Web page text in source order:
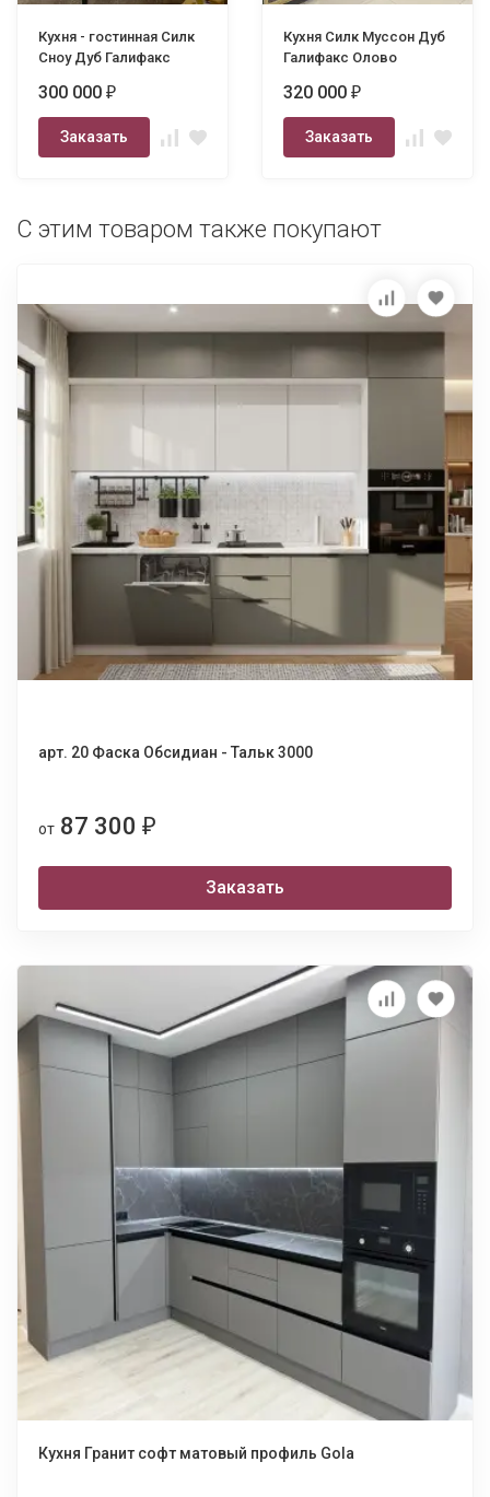
Кухня - гостинная Силк
Сноу Дуб Галифакс
300 000 ₽
Заказать
Кухня Силк Муссон Дуб
Галифакс Олово
320 000 ₽
Заказать
С этим товаром также покупают
арт. 20 Фаска Обсидиан - Тальк 3000
от 87 300 ₽
Заказать
Кухня Гранит софт матовый профиль Gola